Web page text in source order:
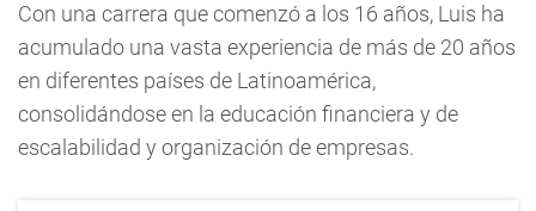
Con una carrera que comenzó a los 16 años, Luis ha
acumulado una vasta experiencia de más de 20 años
en diferentes países de Latinoamérica,
consolidándose en la educación financiera y de
escalabilidad y organización de empresas.